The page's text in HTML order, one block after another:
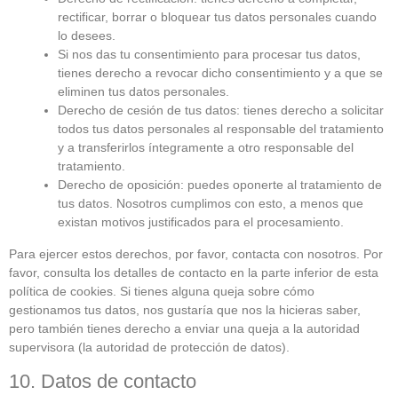
rectificar, borrar o bloquear tus datos personales cuando
lo desees.
Si nos das tu consentimiento para procesar tus datos,
tienes derecho a revocar dicho consentimiento y a que se
eliminen tus datos personales.
Derecho de cesión de tus datos: tienes derecho a solicitar
todos tus datos personales al responsable del tratamiento
y a transferirlos íntegramente a otro responsable del
tratamiento.
Derecho de oposición: puedes oponerte al tratamiento de
tus datos. Nosotros cumplimos con esto, a menos que
existan motivos justificados para el procesamiento.
Para ejercer estos derechos, por favor, contacta con nosotros. Por
favor, consulta los detalles de contacto en la parte inferior de esta
política de cookies. Si tienes alguna queja sobre cómo
gestionamos tus datos, nos gustaría que nos la hicieras saber,
pero también tienes derecho a enviar una queja a la autoridad
supervisora (la autoridad de protección de datos).
10. Datos de contacto